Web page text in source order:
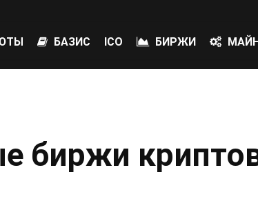
БАЗИС ICO БИРЖИ
биржи